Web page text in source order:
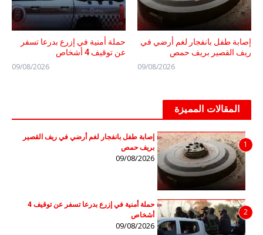
إصابة طفل بانفجار لغم أرضي في
ريف القصير بريف حمص
09/08/2026
حملة أمنية في إزرع بدرعا تسفر
عن توقيف 4 أشخاص
09/08/2026
المقالات المميزة
1
إصابة طفل بانفجار لغم أرضي في ريف القصير
بريف حمص
09/08/2026
2
حملة أمنية في إزرع بدرعا تسفر عن توقيف 4
أشخاص
09/08/2026